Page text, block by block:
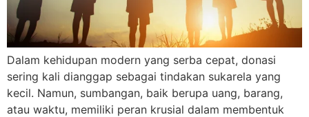
Dalam kehidupan modern yang serba cepat, donasi
sering kali dianggap sebagai tindakan sukarela yang
kecil. Namun, sumbangan, baik berupa uang, barang,
atau waktu, memiliki peran krusial dalam membentuk